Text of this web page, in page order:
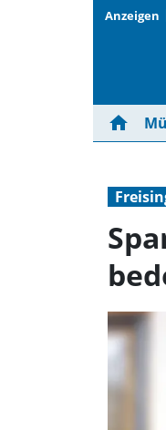
Anzeigen
home